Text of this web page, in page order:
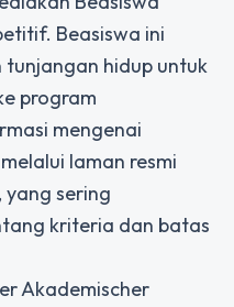
Beasiswa ini
tunjangan hidup untuk
program
mengenai
laman resmi
yang sering
kriteria dan batas
Akademischer